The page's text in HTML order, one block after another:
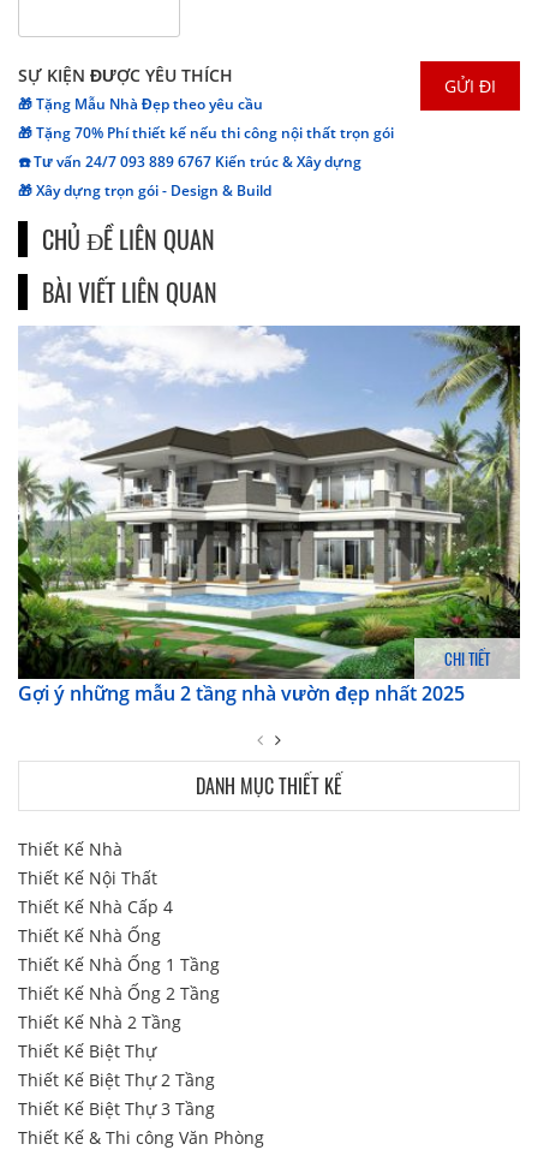
SỰ KIỆN ĐƯỢC YÊU THÍCH
🎁 Tặng Mẫu Nhà Đẹp theo yêu cầu
🎁 Tặng 70% Phí thiết kế nếu thi công nội thất trọn gói
☎️ Tư vấn 24/7 093 889 6767 Kiến trúc & Xây dựng
🎁 Xây dựng trọn gói - Design & Build
CHỦ ĐỀ LIÊN QUAN
BÀI VIẾT LIÊN QUAN
CHI TIẾT
Gợi ý những mẫu 2 tầng nhà vườn đẹp nhất 2025
DANH MỤC THIẾT KẾ
Thiết Kế Nhà
Thiết Kế Nội Thất
Thiết Kế Nhà Cấp 4
Thiết Kế Nhà Ống
Thiết Kế Nhà Ống 1 Tầng
Thiết Kế Nhà Ống 2 Tầng
Thiết Kế Nhà 2 Tầng
Thiết Kế Biệt Thự
Thiết Kế Biệt Thự 2 Tầng
Thiết Kế Biệt Thự 3 Tầng
Thiết Kế & Thi công Văn Phòng